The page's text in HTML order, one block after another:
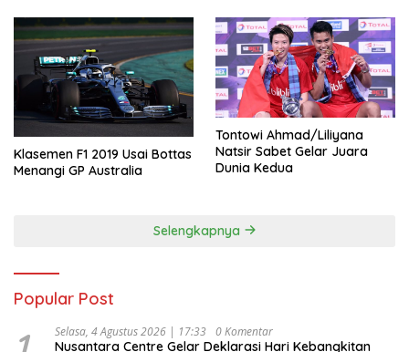
Klasemen F1 2019 Usai Bottas
Menangi GP Australia
Tontowi Ahmad/Liliyana
Natsir Sabet Gelar Juara
Dunia Kedua
Selengkapnya
Popular Post
Selasa, 4 Agustus 2026 | 17:33 0 Komentar
Nusantara Centre Gelar Deklarasi Hari Kebangkitan